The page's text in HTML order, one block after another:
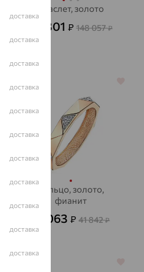
Браслет, золото
53 301 ₽ 148 057₽
Кольцо, золото,
фианит
15 063₽ 41 842₽
доставка
доставка
доставка
доставка
доставка
доставка
доставка
доставка
доставка
доставка
доставка